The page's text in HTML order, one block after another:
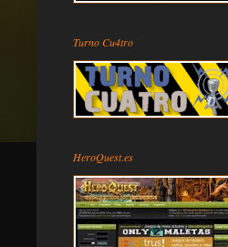
Turno Cu4tro
HeroQuest.es